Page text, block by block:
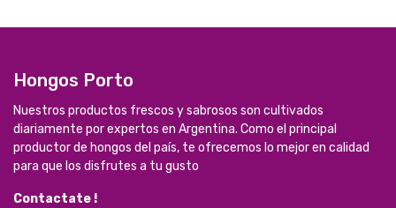
Hongos Porto
Nuestros productos frescos y sabrosos son cultivados
diariamente por expertos en Argentina. Como el principal
productor de hongos del país, te ofrecemos lo mejor en calidad
para que los disfrutes a tu gusto
Contactate !